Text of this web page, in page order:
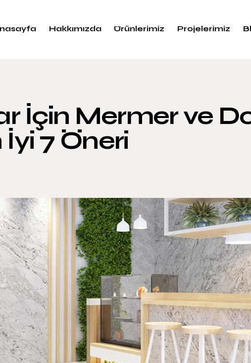
Hakkımızda Ürünlerimiz Projelerimiz
İçin Mermer ve
7 Öneri